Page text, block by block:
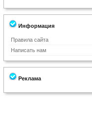
Информация
Правила сайта
Написать нам
Реклама